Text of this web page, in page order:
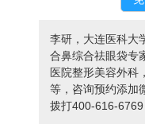
李研，大连医科大
合鼻综合祛眼袋专
医院整形美容外科
等，咨询预约添加
拨打400-616-6769